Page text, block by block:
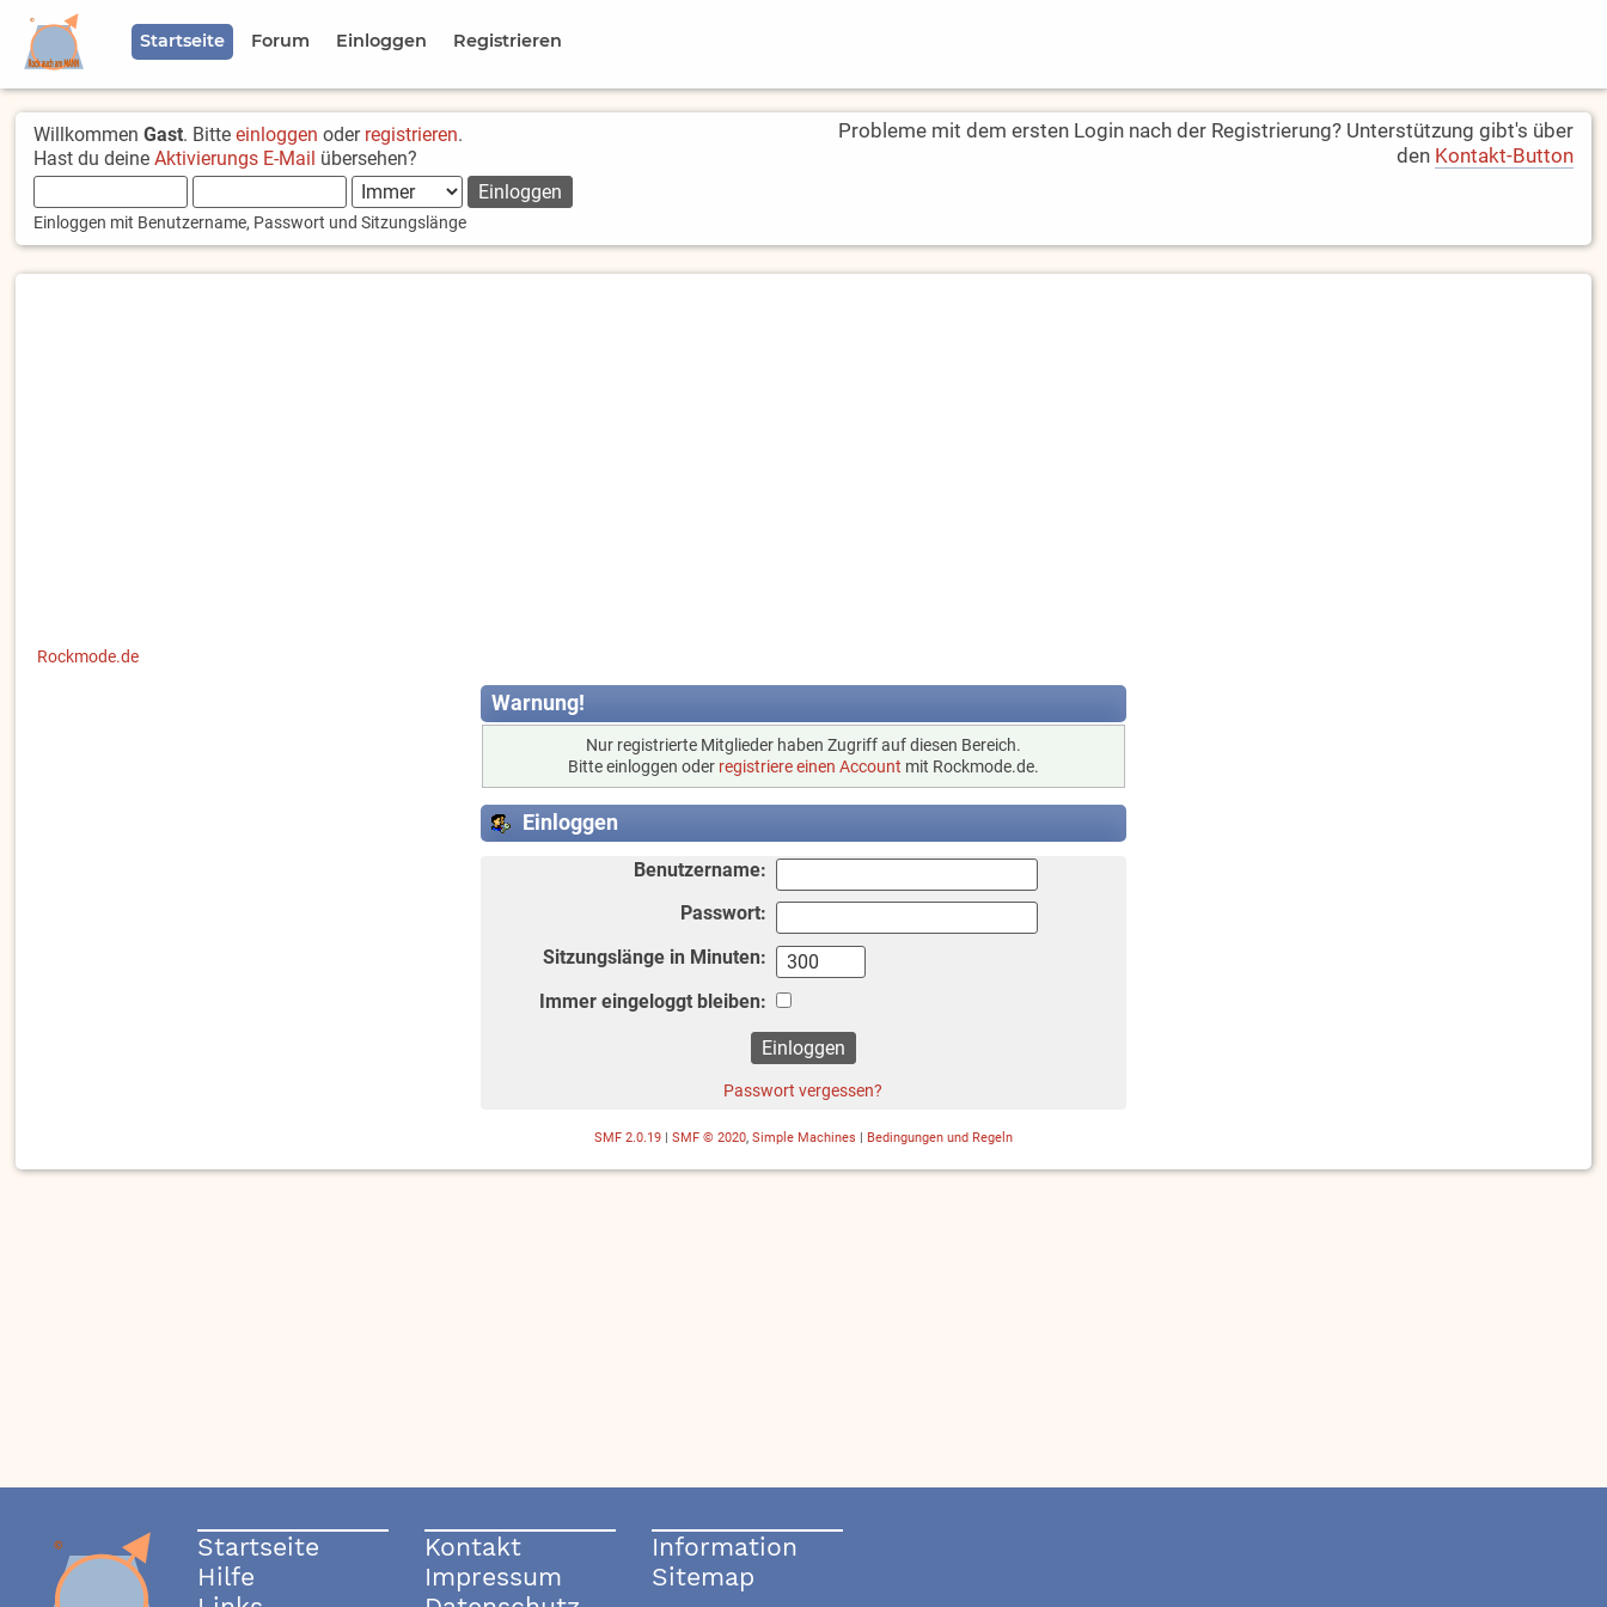
Startseite Forum Einloggen Registrieren
WillkommenGast. Bitteeinloggen oder registrieren.
Hast du deineAktivierungs E-Mail übersehen?
Einloggen mit Benutzername, Passwort und Sitzungslänge
Probleme mit dem ersten Login nach der Registrierung? Unterstützung gibt's über
den Kontakt-Button
Rockmode.de
Warnung!
Nur registrierte Mitglieder haben Zugriff auf diesen Bereich.
Bitte einloggen oder registriere einen Account mit Rockmode.de.
Einloggen
Benutzername:
Passwort:
Sitzungslänge in Minuten:
Immer eingeloggt bleiben:
Passwort vergessen?
SMF 2.0.19| SMF © 2020, Simple Machines Bedingungen und Regeln
Startseite
Hilfe
Kontakt
Impressum
Information
Sitemap